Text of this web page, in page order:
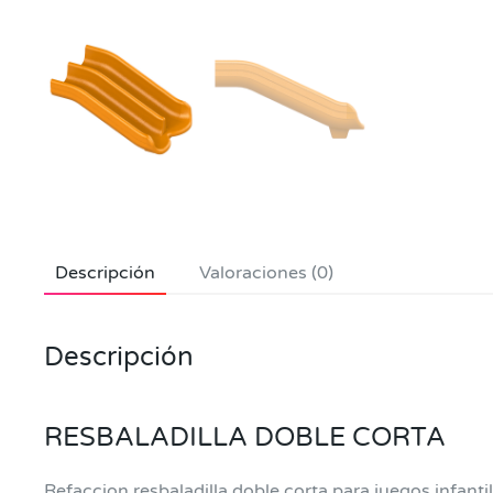
Descripción Valoraciones (0)
Descripción
RESBALADILLA DOBLE CORTA